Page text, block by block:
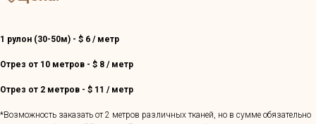
1 рулон (30-50м) - $ 6 / метр
Отрез от 10 метров - $ 8 / метр
Отрез от 2 метров - $ 11 / метр
*Возможность заказать от 2 метров различных тканей, но в сумме обязательно